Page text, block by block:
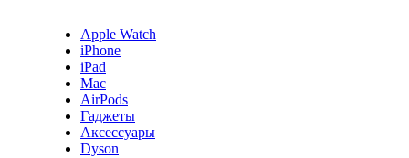
Apple Watch
iPhone
iPad
Mac
AirPods
Гаджеты
Аксессуары
Dyson